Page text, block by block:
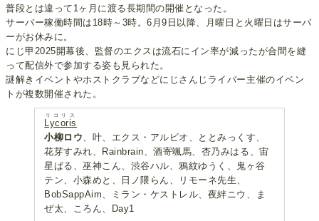
普段とは違って1ヶ月に渡る長期間の開催となった。
サーバー稼働時間は18時～3時。6月9日以降、月曜日と火曜日はサーバ
ーがお休みに。
にじ甲2025開幕後、監督のエクスは流石にイン率が減ったが合間を縫
って配信外で参加する姿も見られた。
謎解きイベントやホストクラブなどにじさんじライバー主催のイベン
トが複数開催された。
Lycoris
リコリス
小柳ロウ、叶、エクス・アルビオ、ととみっくす、
花芽すみれ、Rainbrain、酒寄颯馬、杏乃みはる、宙
星ぱる、巫神こん、渋谷ハル、鴉紋ゆうく、鬼ヶ谷
テン、小森めと、日ノ隈らん、リモーネ先生、
BobSappAim、ミラン・ケストレル、夜絆ニウ、ま
ぜ太、ころん、Day1